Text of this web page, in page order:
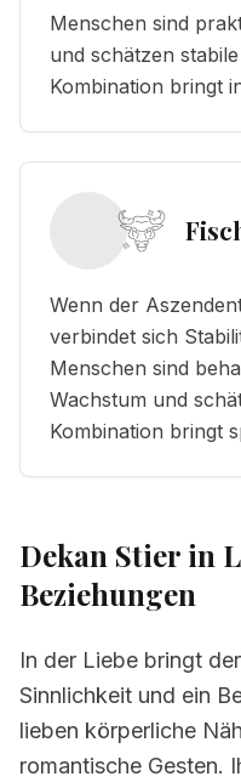
Menschen sind
und schätzen
Kombination bringt
Wenn der
verbindet sich
Menschen sind
Wachstum und
Kombination bringt
Dekan Stier in
Beziehungen
In der Liebe bringt
Sinnlichkeit und ein
lieben körperliche
romantische Gesten.